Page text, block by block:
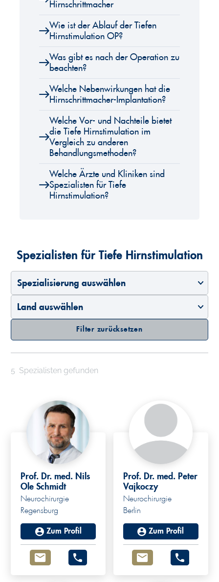
Hirnschrittmacher
Wie ist der Ablauf der Tiefen
Hirnstimulation OP?
Was gibt es nach der Operation zu
beachten?
Welche Nebenwirkungen hat die
Hirnschrittmacher-Implantation?
Welche Vor- und Nachteile bietet
die Tiefe Hirnstimulation im
Vergleich zu anderen
Behandlungsmethoden?
Welche Ärzte und Kliniken sind
Spezialisten für Tiefe
Hirnstimulation?
Spezialisten für Tiefe Hirnstimulation
Spezialisierung auswählen
Land auswählen
Filter zurücksetzen
5 Spezialisten gefunden
Prof. Dr. med. Nils
Ole Schmidt
Neurochirurgie
Regensburg
Zum Profil
Prof. Dr. med. Peter
Vajkoczy
Neurochirurgie
Berlin
Zum Profil